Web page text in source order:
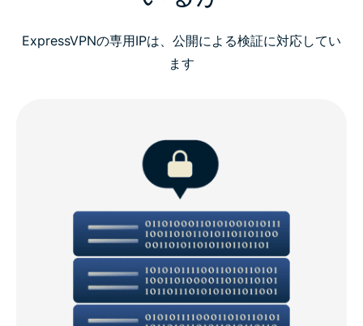
ExpressVPNの専用IPは、公開による検証に対応してい
ます